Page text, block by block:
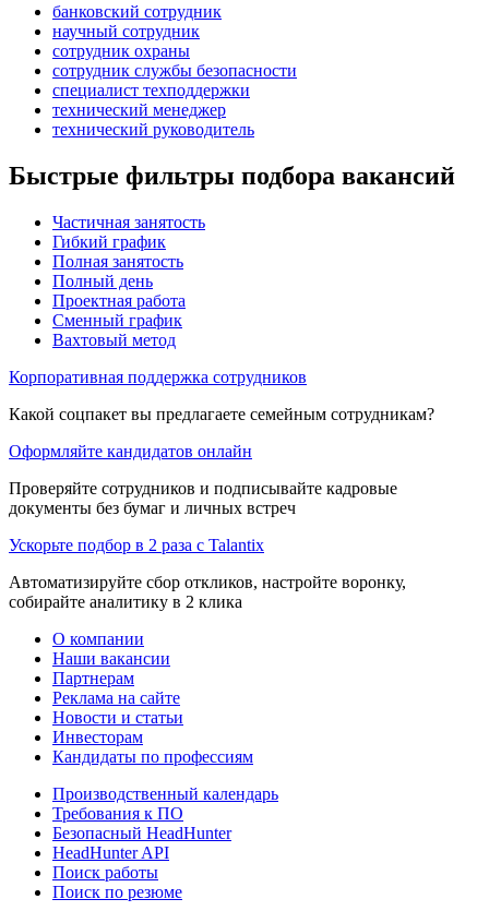
банковский сотрудник
научный сотрудник
сотрудник охраны
сотрудник службы безопасности
специалист техподдержки
технический менеджер
технический руководитель
Быстрые фильтры подбора вакансий
Частичная занятость
Гибкий график
Полная занятость
Полный день
Проектная работа
Сменный график
Вахтовый метод
Корпоративная поддержка сотрудников
Какой соцпакет вы предлагаете семейным сотрудникам?
Оформляйте кандидатов онлайн
Проверяйте сотрудников и подписывайте кадровые
документы без бумаг и личных встреч
Ускорьте подбор в 2 раза с Talantix
Автоматизируйте сбор откликов, настройте воронку,
собирайте аналитику в 2 клика
О компании
Наши вакансии
Партнерам
Реклама на сайте
Новости и статьи
Инвесторам
Кандидаты по профессиям
Производственный календарь
Требования к ПО
Безопасный HeadHunter
HeadHunter API
Поиск работы
Поиск по резюме